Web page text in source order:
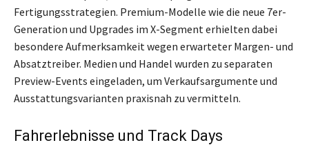
Fertigungsstrategien. Premium-Modelle wie die neue 7er-
Generation und Upgrades im X-Segment erhielten dabei
besondere Aufmerksamkeit wegen erwarteter Margen- und
Absatztreiber. Medien und Handel wurden zu separaten
Preview-Events eingeladen, um Verkaufsargumente und
Ausstattungsvarianten praxisnah zu vermitteln.
Fahrerlebnisse und Track Days